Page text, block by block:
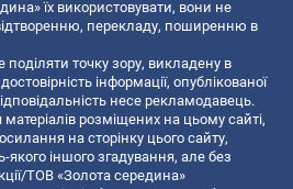
їх використовувати, вони не
перекладу, поширенню в
поділяти точку зору, викладену в
інформації, опублікованої
несе рекламодавець.
розміщених на цьому сайті,
на сторінку цього сайту,
якого іншого згадування, але без
ТОВ «Золота середина»